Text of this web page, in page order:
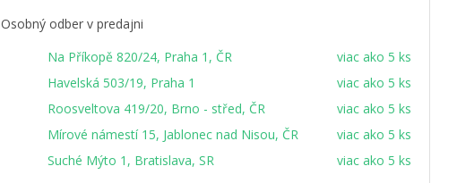
Osobný odber v predajni
Na Příkopě 820/24, Praha 1, ČR
viac ako 5 ks
Havelská 503/19, Praha 1
viac ako 5 ks
Roosveltova 419/20, Brno - střed, ČR
viac ako 5 ks
Mírové námestí 15, Jablonec nad Nisou, ČR
viac ako 5 ks
Suché Mýto 1, Bratislava, SR
viac ako 5 ks